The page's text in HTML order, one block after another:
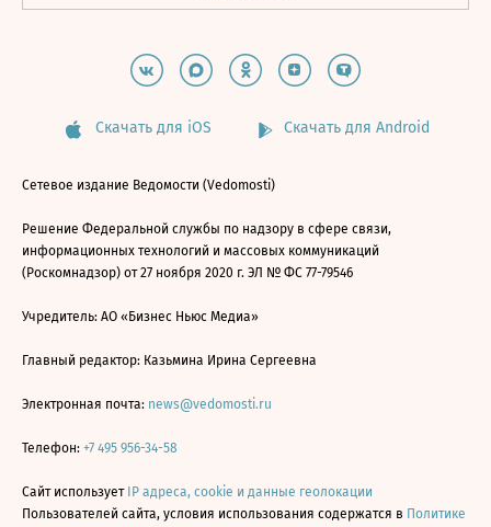
Скачать для iOS Скачать для Android
Сетевое издание Ведомости (Vedomosti)
Решение Федеральной службы по надзору в сфере связи,
информационных технологий и массовых коммуникаций
(Роскомнадзор) от 27 ноября 2020 г. ЭЛ № ФС 77-79546
Учредитель: АО «Бизнес Ньюс Медиа»
Главный редактор: Казьмина Ирина Сергеевна
Электронная почта: news@vedomosti.ru
Телефон: +7 495 956-34-58
Сайт использует IP адреса, cookie и данные геолокации
Пользователей сайта, условия использования содержатся в Политике